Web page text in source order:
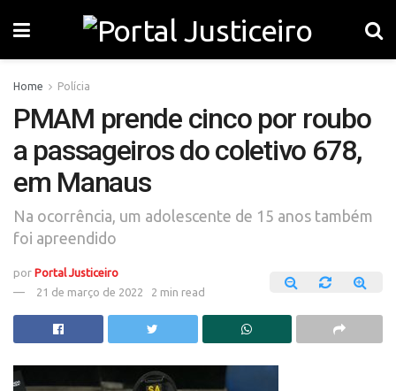
Home Polícia
PMAM prende cinco por roubo
a passageiros do coletivo 678,
em Manaus
Na ocorrência, um adolescente de 15 anos também
foi apreendido
por Portal Justiceiro
21 de março de 2022
2 min read